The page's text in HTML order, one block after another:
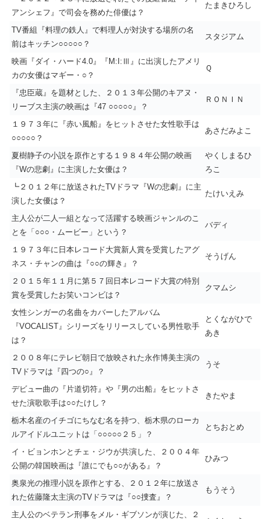
アンシェフ』で司会を務めた俳優は？
たまきひろし
TV番組『料理の鉄人』で料理人が対決する場所の名
前はキッチン○○○○○？
スタジアム
映画『ダイ・ハード4.0』『M:I:Ⅲ』に出演したアメリ
カの女優はマギー・○？
Ｑ
『忠臣蔵』を題材とした、２０１３年公開のキアヌ・
リーブス主演の映画は『47 ○○○○○』？
ＲＯＮＩＮ
１９７３年に『赤い風船』をヒットさせた女性歌手は
○○○○○？
あさだみよこ
夏樹静子の小説を原作とする１９８４年公開の映画
『Wの悲劇』に主演した女優は？
やくしまるひ
ろこ
┗２０１２年に放送されたTVドラマ『Wの悲劇』に主
演した女優は？
たけいえみ
主人公が二人一組となって活躍する映画ジャンルのこ
とを「○○○・ムービー」という？
バディ
１９７３年に日本レコード大賞新人賞を受賞したアグ
ネス・チャンの曲は『○○の輝き』？
そうげん
２０１５年１１月に第５７回日本レコード大賞の特別
賞を受賞したお笑いコンビは？
クマムシ
女性シンガーの名曲をカバーしたアルバム
『VOCALIST』シリーズをリリースしている男性歌手
は？
とくながひで
あき
２００８年にテレビ朝日で放映された永作博美主演の
TVドラマは『四つの○』？
うそ
デビュー曲の『片道切符』や『男の出船』をヒットさ
せた演歌歌手は○○たけし？
きたやま
栃木名産のイチゴにちなむ名を持つ、栃木県のローカ
ルアイドルユニットは「○○○○○２５」？
とちおとめ
イ・ビョンホンとチェ・ジウが共演した、２００４年
公開の韓国映画は『誰にでも○○がある』？
ひみつ
奥泉光の推理小説を原作とする、２０１２年に放送さ
れた佐藤隆太主演のTVドラマは『○○捜査』？
もうそう
主人公のベテラン刑事をメル・ギブソンが演じた、２